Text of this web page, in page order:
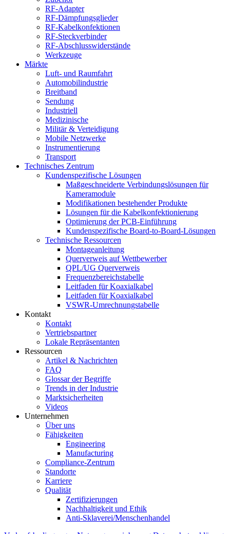
RF-Adapter
RF-Dämpfungsglieder
RF-Kabelkonfektionen
RF-Steckverbinder
RF-Abschlusswiderstände
Werkzeuge
Märkte
Luft- und Raumfahrt
Automobilindustrie
Breitband
Sendung
Industriell
Medizinische
Militär & Verteidigung
Mobile Netzwerke
Instrumentierung
Transport
Technisches Zentrum
Kundenspezifische Lösungen
Maßgeschneiderte Verbindungslösungen für
Kameramodule
Modifikationen bestehender Produkte
Lösungen für die Kabelkonfektionierung
Optimierung der PCB-Einführung
Kundenspezifische Board-to-Board-Lösungen
Technische Ressourcen
Montageanleitung
Querverweis auf Wettbewerber
QPL/UG Querverweis
Frequenzbereichstabelle
Leitfaden für Koaxialkabel
Leitfaden für Koaxialkabel
VSWR-Umrechnungstabelle
Kontakt
Kontakt
Vertriebspartner
Lokale Repräsentanten
Ressourcen
Artikel & Nachrichten
FAQ
Glossar der Begriffe
Trends in der Industrie
Marktsicherheiten
Videos
Unternehmen
Über uns
Fähigkeiten
Engineering
Manufacturing
Compliance-Zentrum
Standorte
Karriere
Qualität
Zertifizierungen
Nachhaltigkeit und Ethik
Anti-Sklaverei/Menschenhandel